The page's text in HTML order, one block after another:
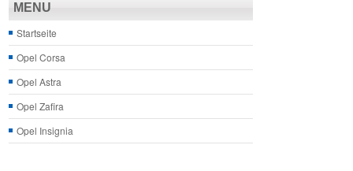
MENU
Startseite
Opel Corsa
Opel Astra
Opel Zafira
Opel Insignia